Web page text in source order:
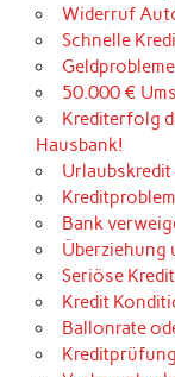
Widerruf
Schnelle
50.000 €
Krediterfolg
Hausbank!
Urlaubskredit
Bank
Überziehung
Seriöse
Kredit
Ballonrate